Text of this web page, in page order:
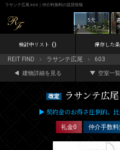
ラサンテ広尾 603｜仲介料無料の賃貸情報
5大
キャンペーン
検討中リスト 0 保存した
REIT FIND ラサンテ広尾 603
建物詳細を見る 空室一
ラサンテ広
▶ 契約金のお得さ圧倒的。
礼金0 仲介手数